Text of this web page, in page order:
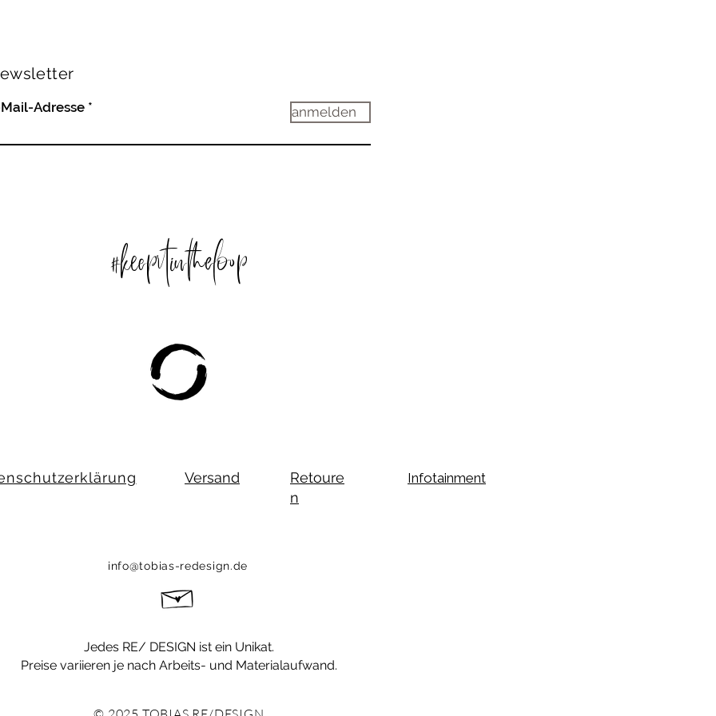
Adresse anmelden
#keepitintheloop
Versand
Retoure
n
Infotainment
info@tobias-redesign.de
Jedes RE/ DESIGN ist ein Unikat.
Preise variieren je nach Arbeits- und Materialaufwand.